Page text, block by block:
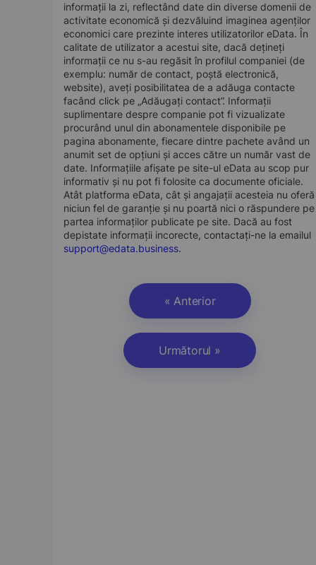
informații la zi, reflectând date din diverse domenii de
activitate economică și dezvăluind imaginea agenților
economici care prezinte interes utilizatorilor eData. În
calitate de utilizator a acestui site, dacă dețineți
informații ce nu s-au regăsit în profilul companiei (de
exemplu: număr de contact, poștă electronică,
website), aveți posibilitatea de a adăuga contacte
facând click pe „Adăugați contact”. Informații
suplimentare despre companie pot fi vizualizate
procurând unul din abonamentele disponibile pe
pagina abonamente, fiecare dintre pachete având un
anumit set de opțiuni și acces către un număr vast de
date. Informațiile afișate pe site-ul eData au scop pur
informativ și nu pot fi folosite ca documente oficiale.
Atât platforma eData, cât și angajații acesteia nu oferă
niciun fel de garanție și nu poartă nici o răspundere pe
partea informaților publicate pe site. Dacă au fost
depistate informații incorecte, contactați-ne la emailul
support@edata.business.
« Anterior
Următorul »